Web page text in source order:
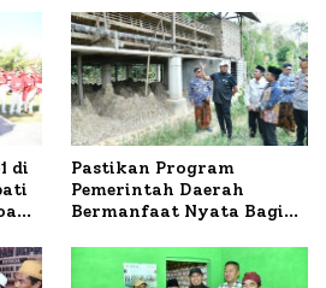
di
Pastikan Program
Pemerintah Daerah
Bermanfaat Nyata Bagi
Sumenep Tinjau Langsung
Budidaya Lele dan Ayam